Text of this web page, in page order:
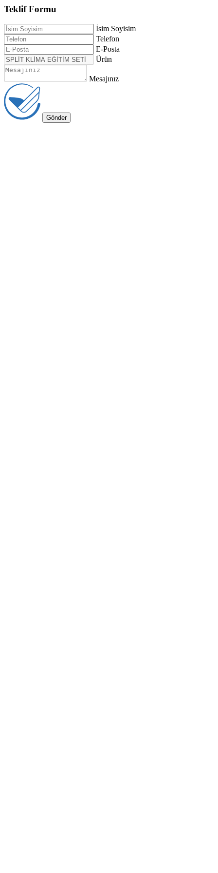
Teklif Formu
İsim Soyisim
Telefon
E-Posta
Ürün
Mesajınız
Gönder